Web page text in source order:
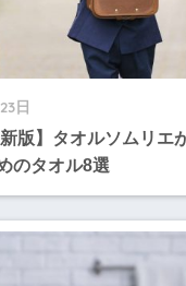
日
新版】タオルソムリエ
のタオル8選